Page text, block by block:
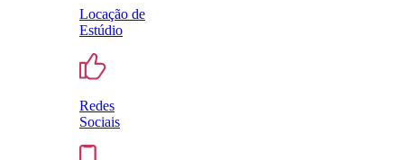
Locação de
Estúdio
Redes
Sociais